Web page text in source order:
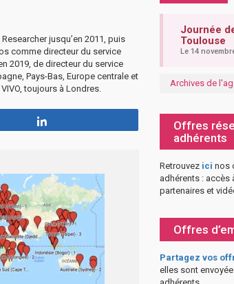
jusqu’en 2011, puis
comme directeur du service
2019, de directeur du service
Pays-Bas, Europe centrale et
toujours à Londres.
Journée
Toulouse
Le 14
Archives de
Offres
adhérents
Retrouvez ici nos
adhérents : accès
partenaires et
Offres
Partagez vos
elles sont